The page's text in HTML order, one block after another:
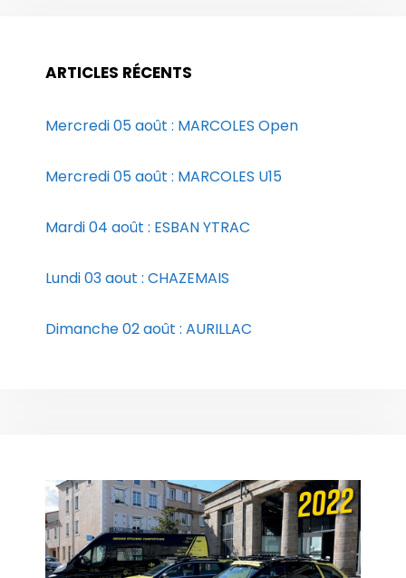
ARTICLES RÉCENTS
Mercredi 05 août : MARCOLES Open
Mercredi 05 août : MARCOLES U15
Mardi 04 août : ESBAN YTRAC
Lundi 03 aout : CHAZEMAIS
Dimanche 02 août : AURILLAC